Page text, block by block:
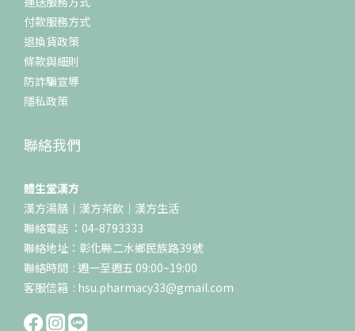
付款服務方式
退換貨政策
條款與細則
防詐騙宣導
隱私政策
聯絡我們
體生堂漢方
漢方湯膳｜漢方茶飲｜漢方生活
聯絡電話 ：04-8793333
聯絡地址：彰化縣二水鄉民族路39號
聯絡時間 : 週一至週五 09:00~19:00
客服信箱 : hsu.pharmacy33@gmail.com